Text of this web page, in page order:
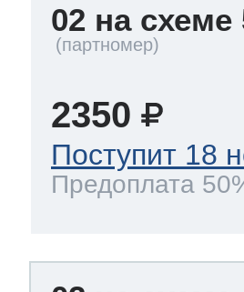
02 на схеме
2350
Поступит 18
Предоплата